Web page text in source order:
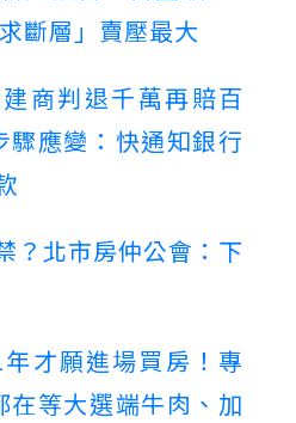
斷層」賣壓最大
商判退千萬再賠百
驟應變：快通知銀行
？北市房仲公會：下
才願進場買房！專
在等大選端牛肉、加